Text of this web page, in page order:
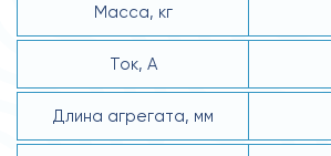
Масса, кг
Ток, А
Длина агрегата, мм